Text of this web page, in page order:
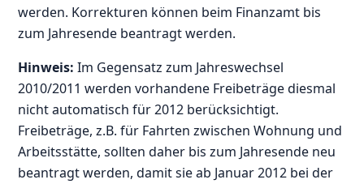
werden. Korrekturen können beim Finanzamt bis
zum Jahresende beantragt werden.
Hinweis: Im Gegensatz zum Jahreswechsel
2010/2011 werden vorhandene Freibeträge diesmal
nicht automatisch für 2012 berücksichtigt.
Freibeträge, z.B. für Fahrten zwischen Wohnung und
Arbeitsstätte, sollten daher bis zum Jahresende neu
beantragt werden, damit sie ab Januar 2012 bei der